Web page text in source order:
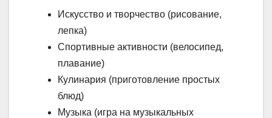
Искусство и творчество (рисование,
лепка)
Спортивные активности (велосипед,
плавание)
Кулинария (приготовление простых
блюд)
Музыка (игра на музыкальных